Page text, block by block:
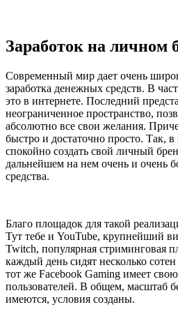
Заработок на личном
Современный мир дает очень
заработка денежных средств. В
это в интернете. Последний
неограниченное пространство,
абсолютно все свои желания.
быстро и достаточно просто. Так,
спокойно создать свой личный
дальнейшем на нем очень и очень
средства.
Благо площадок для такой
Тут тебе и YouTube, крупнейший
Twitch, популярная стриминговая
каждый день сидят несколько
тот же Facebook Gaming имеет
пользователей. В общем, масштаб
имеются, условия созданы.